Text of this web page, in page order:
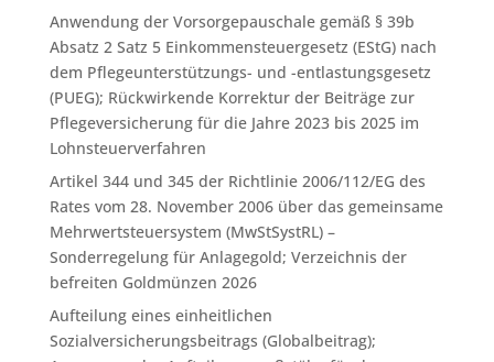
Anwendung der Vorsorgepauschale gemäß § 39b
Absatz 2 Satz 5 Einkommensteuergesetz (EStG) nach
dem Pflegeunterstützungs- und -entlastungsgesetz
(PUEG); Rückwirkende Korrektur der Beiträge zur
Pflegeversicherung für die Jahre 2023 bis 2025 im
Lohnsteuerverfahren
Artikel 344 und 345 der Richtlinie 2006/112/EG des
Rates vom 28. November 2006 über das gemeinsame
Mehrwertsteuersystem (MwStSystRL) –
Sonderregelung für Anlagegold; Verzeichnis der
befreiten Goldmünzen 2026
Aufteilung eines einheitlichen
Sozialversicherungsbeitrags (Globalbeitrag);